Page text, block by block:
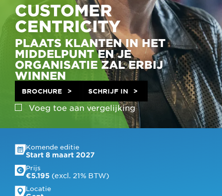
CUSTOMER
CENTRICITY
PLAATS KLANTEN IN HET
MIDDELPUNT EN JE
ORGANISATIE ZAL ERBIJ
WINNEN
Voeg toe aan vergelijking
BROCHURE SCHRIJF IN
Komende editie
Start 8 maart 2027
Prijs
€5.195 (excl. 21% BTW)
Locatie